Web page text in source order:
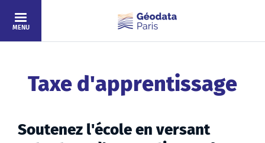
Skip to main content
MENU
Taxe d'apprentissage
Soutenez l'école en versant